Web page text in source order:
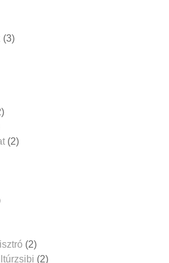
(3)
(2)
(2)
(2)